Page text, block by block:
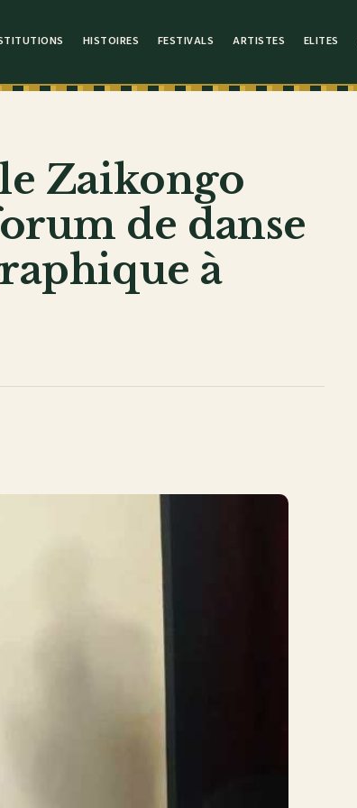
HISTOIRES FESTIVALS ARTISTES ELITES
Zaikongo
de danse
à